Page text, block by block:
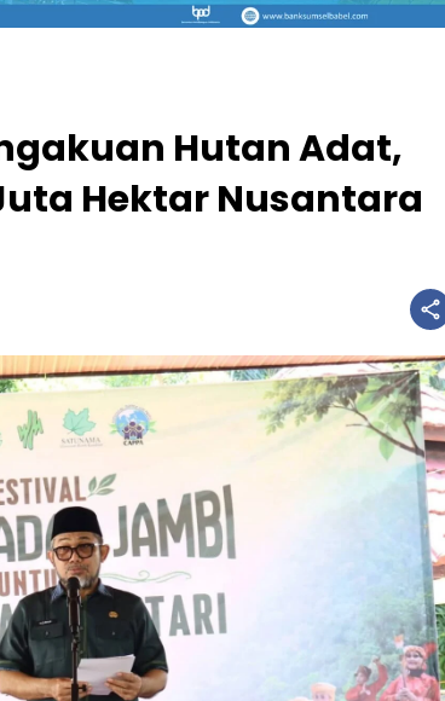
Hutan Adat,
Hektar Nusantara